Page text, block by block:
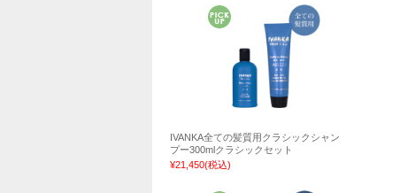
IVANKA全ての髪質用クラシックシャン
プー300mlクラシックセット
¥21,450(税込)